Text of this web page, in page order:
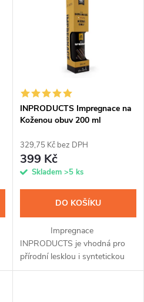
INPRODUCTS Impregnace na
Koženou obuv 200 ml
329,75 Kč bez DPH
399 Kč
Skladem >5 ks
DO KOŠÍKU
Impregnace
INPRODUCTS je vhodná pro
přírodní lesklou i syntetickou
kůži a přináší v sobě hned tři